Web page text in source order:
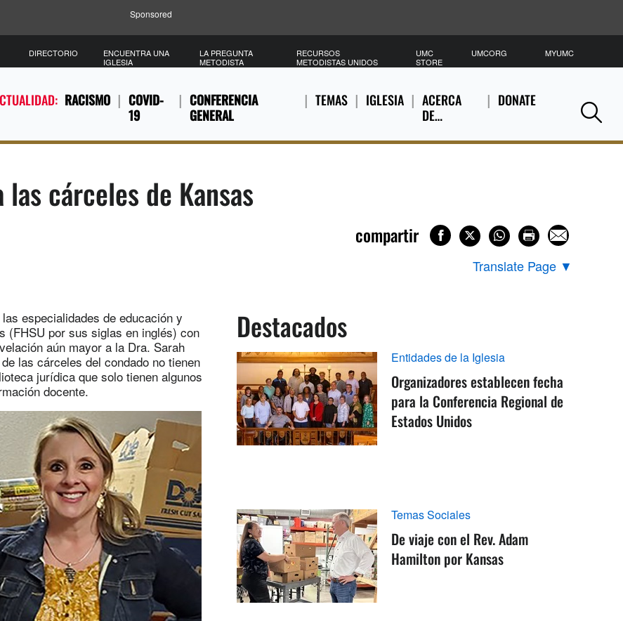
Sponsored
RACISMO
COVID-
19
CONFERENCIA
GENERAL
TEMAS IGLESIA
ACERCA
DE…
DONATE
DIRECTORIO
ENCUENTRA UNA
IGLESIA
LA PREGUNTA
METODISTA
RECURSOS
METODISTAS UNIDOS
UMC
STORE
UMCORG MYUMC
cárceles de Kansas
compartir
Translate Page ▼
especialidades de educación y
(FHSU por sus siglas en inglés) con
aún mayor a la Dra. Sarah
las cárceles del condado no tienen
jurídica que solo tienen algunos
docente.
Destacados
Entidades de la Iglesia
Organizadores establecen fecha
para la Conferencia Regional de
Estados Unidos
Temas Sociales
De viaje con el Rev. Adam
Hamilton por Kansas